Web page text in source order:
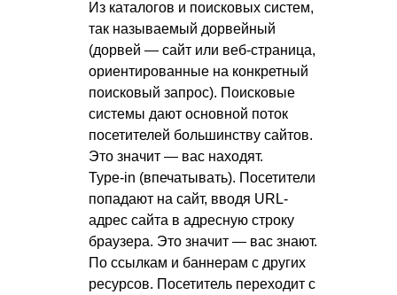
Из каталогов и поисковых систем,
так называемый дорвейный
(дорвей — сайт или веб-страница,
ориентированные на конкретный
поисковый запрос). Поисковые
системы дают основной поток
посетителей большинству сайтов.
Это значит — вас находят.
Type-in (впечатывать). Посетители
попадают на сайт, вводя URL-
адрес сайта в адресную строку
браузера. Это значит — вас знают.
По ссылкам и баннерам с других
ресурсов. Посетитель переходит с